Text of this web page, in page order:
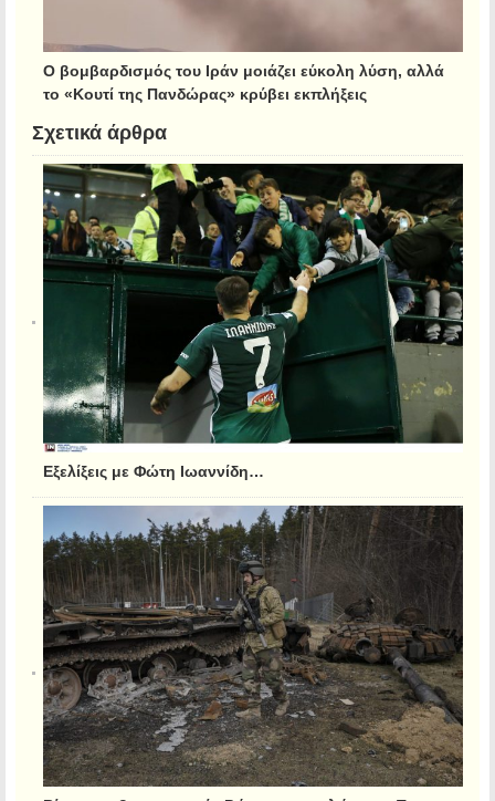
Ο βομβαρδισμός του Ιράν μοιάζει εύκολη λύση, αλλά
το «Κουτί της Πανδώρας» κρύβει εκπλήξεις
Σχετικά άρθρα
Εξελίξεις με Φώτη Ιωαννίδη…